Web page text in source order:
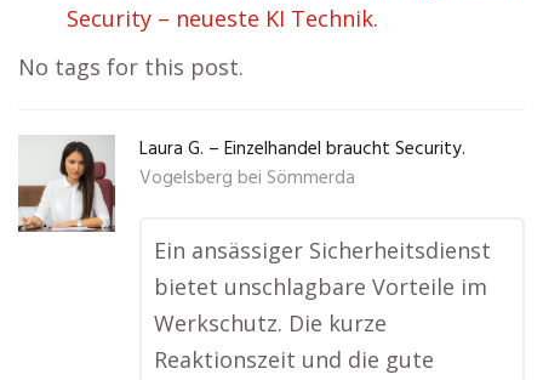
Security – neueste KI Technik.
No tags for this post.
Laura G. – Einzelhandel braucht Security.
Vogelsberg bei Sömmerda
Ein ansässiger Sicherheitsdienst
bietet unschlagbare Vorteile im
Werkschutz. Die kurze
Reaktionszeit und die gute